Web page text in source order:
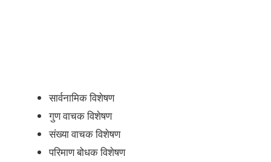
सार्वनामिक विशेषण
गुण वाचक विशेषण
संख्या वाचक विशेषण
परिमाण बोधक विशेषण